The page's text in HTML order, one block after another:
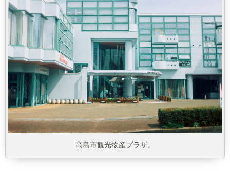
高島市観光物産プラザ。